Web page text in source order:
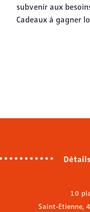
subvenir aux
Cadeaux à gagner
10
Saint-Etienne,